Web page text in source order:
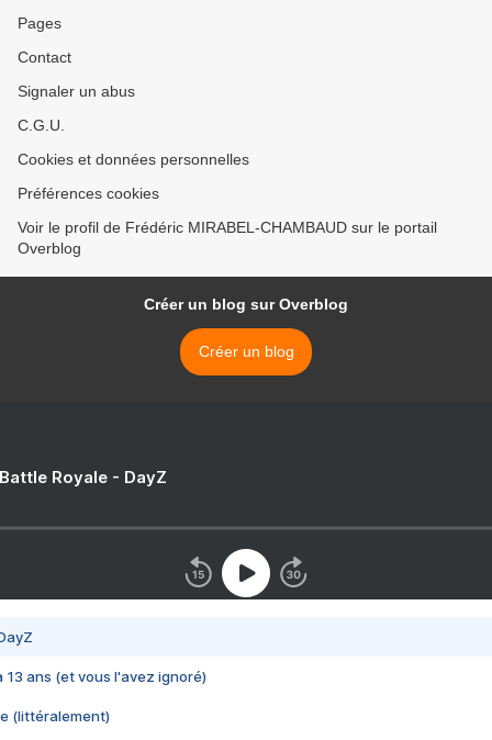
Pages
Contact
Signaler un abus
C.G.U.
Cookies et données personnelles
Préférences cookies
Voir le profil de Frédéric MIRABEL-CHAMBAUD sur le portail
Overblog
Créer un blog sur Overblog
Créer un blog
Royale - DayZ
13 ans (et vous l'avez ignoré)
(littéralement)